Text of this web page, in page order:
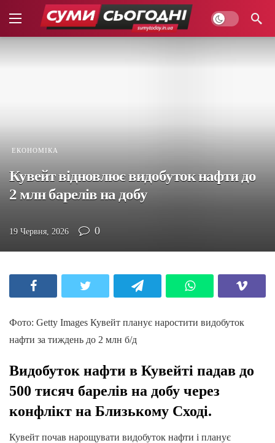
ЕКОНОМІКА
Кувейт відновлює видобуток нафти до
2 млн барелів на добу
19 Червня, 2026 0
Фото: Getty Images Кувейт планує наростити видобуток
нафти за тиждень до 2 млн б/д
Видобуток нафти в Кувейті падав до
500 тисяч барелів на добу через
конфлікт на Близькому Сході.
Кувейт почав нарощувати видобуток нафти і планує